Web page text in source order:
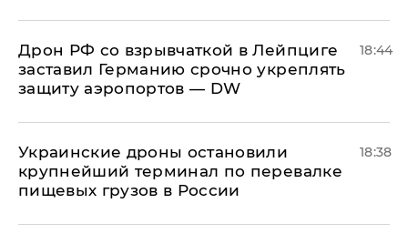
​Дрон РФ со взрывчаткой в Лейпциге
заставил Германию срочно укреплять
защиту аэропортов — DW
18:44
Украинские дроны остановили
крупнейший терминал по перевалке
пищевых грузов в России
18:38